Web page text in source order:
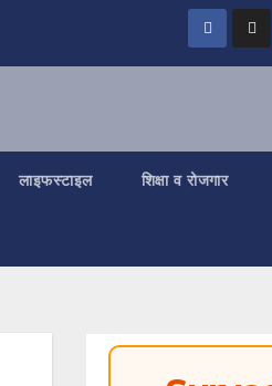
लाइफस्टाइल शिक्षा व रोजगार